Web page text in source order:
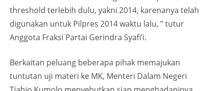
threshold terlebih dulu, yakni 2014, karenanya telah
digunakan untuk Pilpres 2014 waktu lalu, ” tutur
Anggota Fraksi Partai Gerindra Syafi’i.
Berkaitan peluang beberapa pihak memajukan
tuntutan uji materi ke MK, Menteri Dalam Negeri